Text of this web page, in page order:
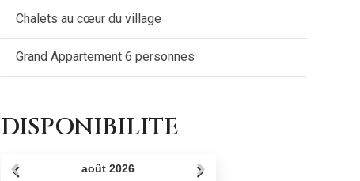
Chalets au cœur du village
Grand Appartement 6 personnes
DISPONIBILITE
août 2026